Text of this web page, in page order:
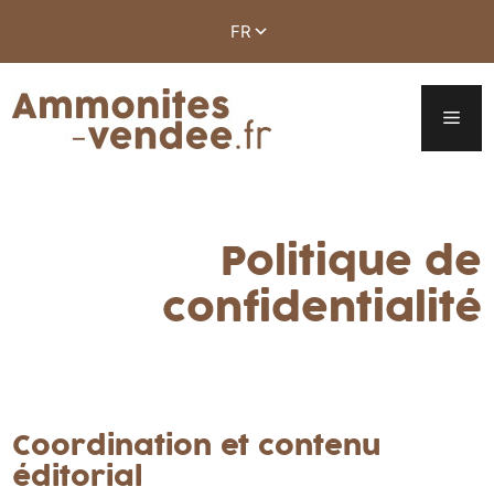
Politique de
confidentialité
Coordination et contenu
éditorial